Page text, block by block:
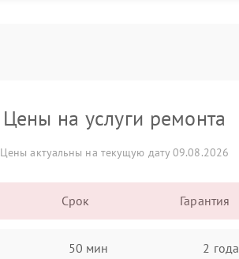
Цены на услуги ремонта
Цены актуальны на текущую дату 09.08.2026
Срок Гарантия
50 мин 2 года